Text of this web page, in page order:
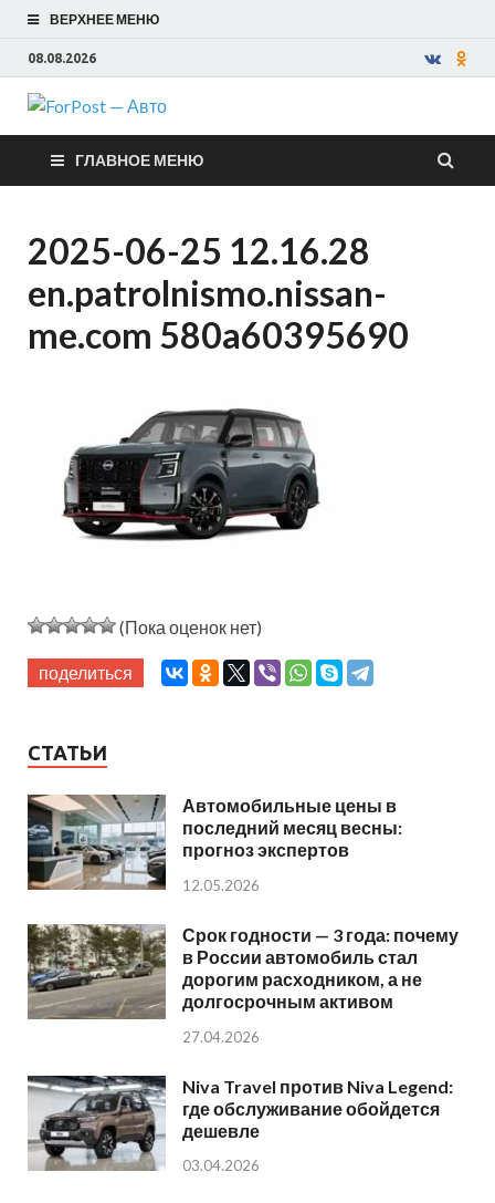
ВЕРХНЕЕ МЕНЮ
08.08.2026
ForPost —
Авто
ГЛАВНОЕ МЕНЮ
2025-06-25 12.16.28
en.patrolnismo.nissan-
me.com 580a60395690
(Пока оценок нет)
поделиться
СТАТЬИ
Автомобильные цены в
последний месяц весны:
прогноз экспертов
12.05.2026
Срок годности — 3 года: почему
в России автомобиль стал
дорогим расходником, а не
долгосрочным активом
27.04.2026
Niva Travel против Niva Legend:
где обслуживание обойдется
дешевле
03.04.2026